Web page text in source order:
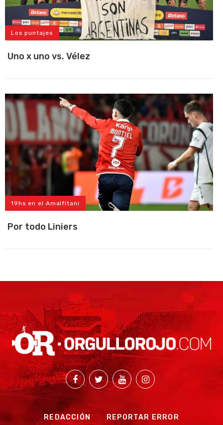
Los puntajes
Uno x uno vs. Vélez
19hs en el Amalfitani
Por todo Liniers
REDACCIÓN REPORTAR ERROR